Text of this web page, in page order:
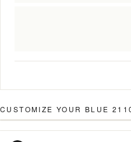
CUSTOMIZE YOUR BLUE